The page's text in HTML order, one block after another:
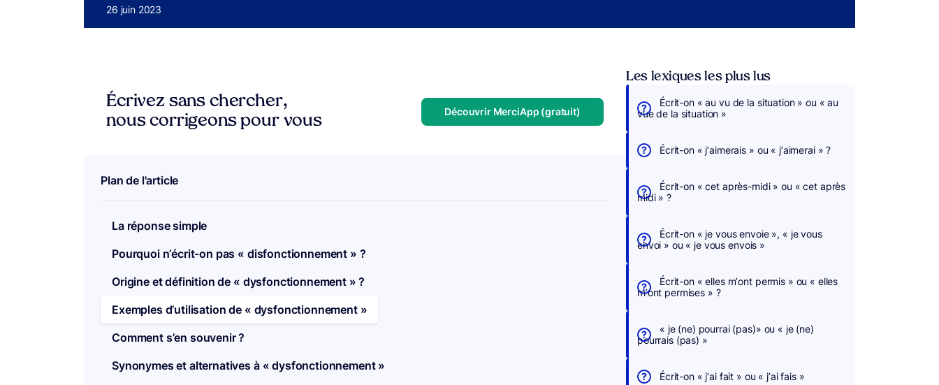
Publié le
26 juin 2023
Écrivez sans chercher,
nous corrigeons pour vous
Découvrir MerciApp (gratuit)
Plan de l'article
La réponse simple
Pourquoi n’écrit-on pas « disfonctionnement » ?
Origine et définition de « dysfonctionnement » ?
Exemples d’utilisation de « dysfonctionnement »
Comment s’en souvenir ?
Synonymes et alternatives à « dysfonctionnement »
Les lexiques les plus lus
Écrit-on « au vu de la situation » ou « au
vue de la situation »
Écrit-on « j’aimerais » ou « j’aimerai » ?
Écrit-on « cet après-midi » ou « cet après
midi » ?
Écrit-on « je vous envoie », « je vous
envoi » ou « je vous envois »
Écrit-on « elles m’ont permis » ou « elles
m’ont permises » ?
« je (ne) pourrai (pas)» ou « je (ne)
pourrais (pas) »
Écrit-on « j’ai fait » ou « j’ai fais »